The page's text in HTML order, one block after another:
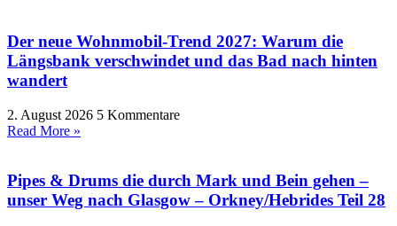
Der neue Wohnmobil-Trend 2027: Warum die
Längsbank verschwindet und das Bad nach hinten
wandert
2. August 2026 5 Kommentare
Read More »
Pipes & Drums die durch Mark und Bein gehen –
unser Weg nach Glasgow – Orkney/Hebrides Teil 28